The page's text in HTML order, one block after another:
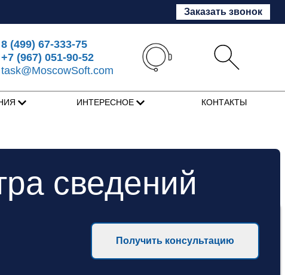
Заказать звонок
8 (499) 67-333-75
+7 (967) 051-90-52
task@MoscowSoft.com
ИНТЕРЕСНОЕ КОНТАКТЫ
сведений
Получить консультацию